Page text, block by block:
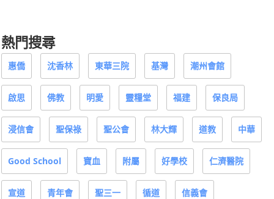
熱門搜尋
惠僑 沈香林 東華三院 基灣 潮州會館
啟思 佛教 明愛 靈糧堂 福建 保良局
浸信會 聖保祿 聖公會 林大輝 道教 中華
Good School 寶血 附屬 好學校 仁濟醫院
宣道 青年會 聖三一 循道 信義會